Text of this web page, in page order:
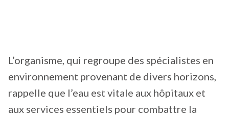
L’organisme, qui regroupe des spécialistes en
environnement provenant de divers horizons,
rappelle que l’eau est vitale aux hôpitaux et
aux services essentiels pour combattre la